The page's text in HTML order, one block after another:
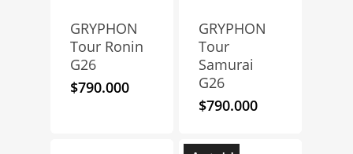
GRYPHON
Tour Ronin
G26
$790.000
GRYPHON
Tour
Samurai
G26
$790.000